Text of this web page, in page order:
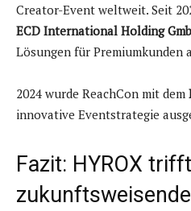
Creator-Event weltweit. Seit
ECD International Holding
Lösungen für Premiumkunden
2024 wurde ReachCon mit dem
innovative Eventstrategie
Fazit: HYROX